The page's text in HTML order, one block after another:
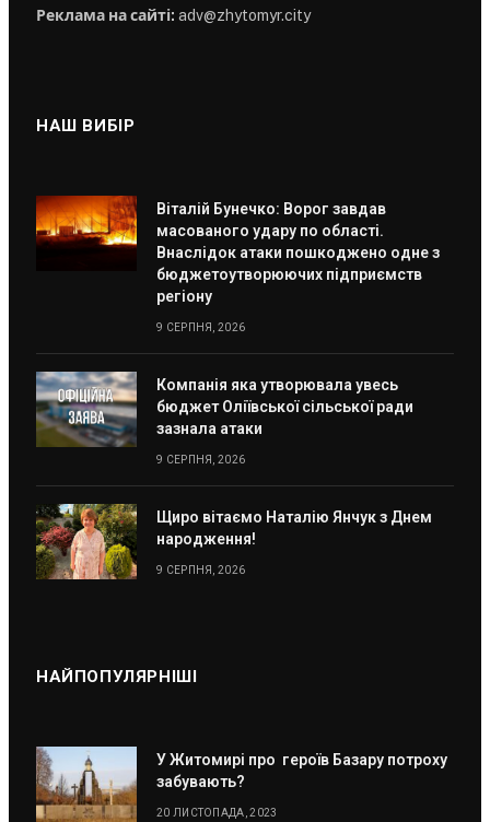
Реклама на сайті: adv@zhytomyr.city
НАШ ВИБІР
Віталій Бунечко: Ворог завдав
масованого удару по області.
Внаслідок атаки пошкоджено одне з
бюджетоутворюючих підприємств
регіону
9 СЕРПНЯ, 2026
Компанія яка утворювала увесь
бюджет Оліївської сільської ради
зазнала атаки
9 СЕРПНЯ, 2026
Щиро вітаємо Наталію Янчук з Днем
народження!
9 СЕРПНЯ, 2026
НАЙПОПУЛЯРНІШІ
У Житомирі про героїв Базару потроху
забувають?
20 ЛИСТОПАДА, 2023